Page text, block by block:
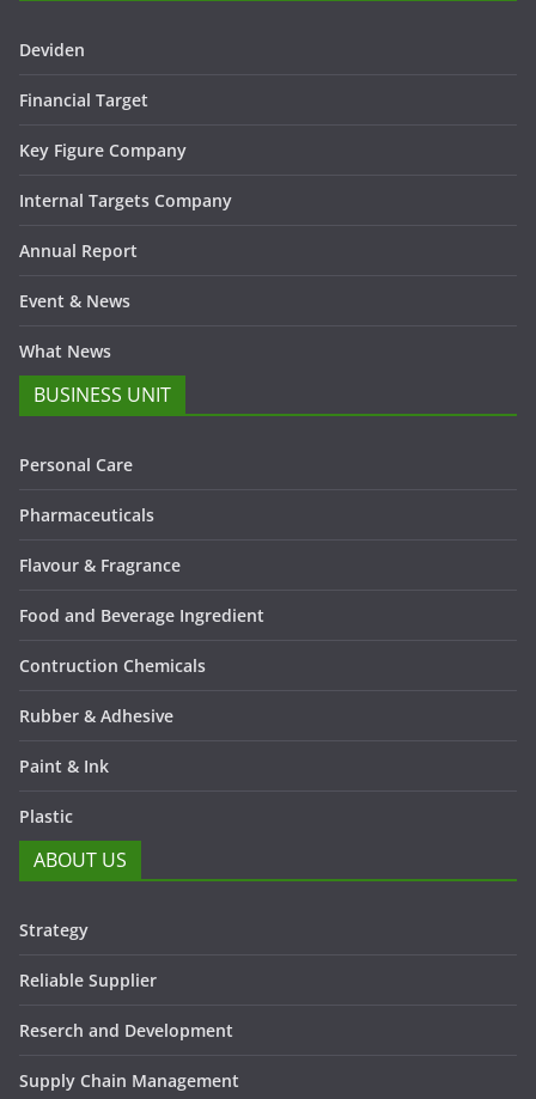
Deviden
Financial Target
Key Figure Company
Internal Targets Company
Annual Report
Event & News
What News
BUSINESS UNIT
Personal Care
Pharmaceuticals
Flavour & Fragrance
Food and Beverage Ingredient
Contruction Chemicals
Rubber & Adhesive
Paint & Ink
Plastic
ABOUT US
Strategy
Reliable Supplier
Reserch and Development
Supply Chain Management